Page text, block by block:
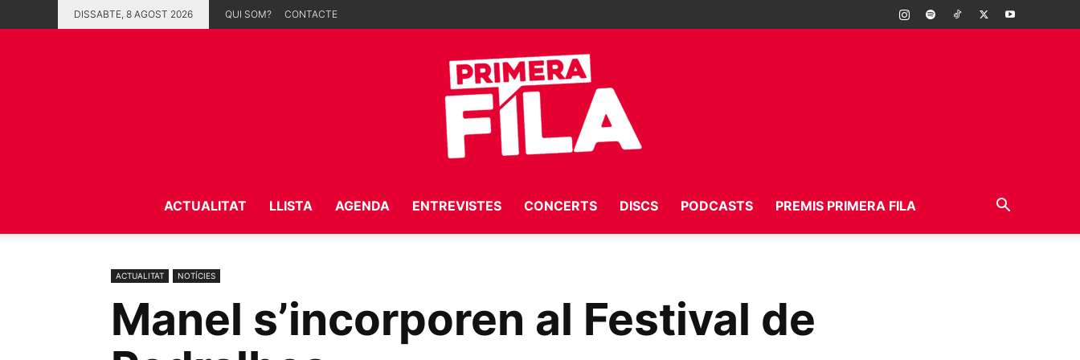
DISSABTE, 8 AGOST 2026 QUI SOM? CONTACTE
Fila
ACTUALITAT LLISTA AGENDA ENTREVISTES CONCERTS DISCS PODCASTS PREMIS PRIMERA FILA
ACTUALITAT NOTÍCIES
Manel s’incorporen al Festival de